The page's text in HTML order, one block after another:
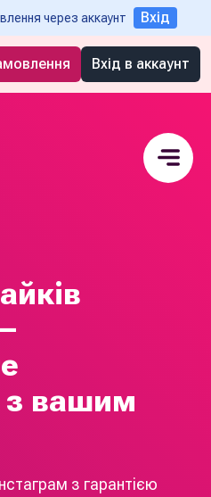
через аккаунт Вхід
Вхід в аккаунт
з вашим
з гарантією